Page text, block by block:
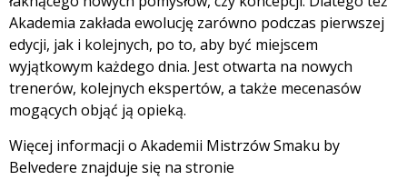
Akademia zakłada ewolucję zarówno podczas pierwszej
edycji, jak i kolejnych, po to, aby być miejscem
wyjątkowym każdego dnia. Jest otwarta na nowych
trenerów, kolejnych ekspertów, a także mecenasów
mogących objąć ją opieką.
Więcej informacji o Akademii Mistrzów Smaku by
Belvedere znajduje się na stronie